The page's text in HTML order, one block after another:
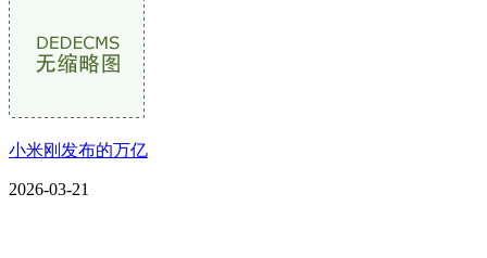
小米刚发布的万亿
2026-03-21